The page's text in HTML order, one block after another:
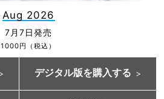
Aug 2026
7月7日発売
1000円（税込）
デジタル版を購入する